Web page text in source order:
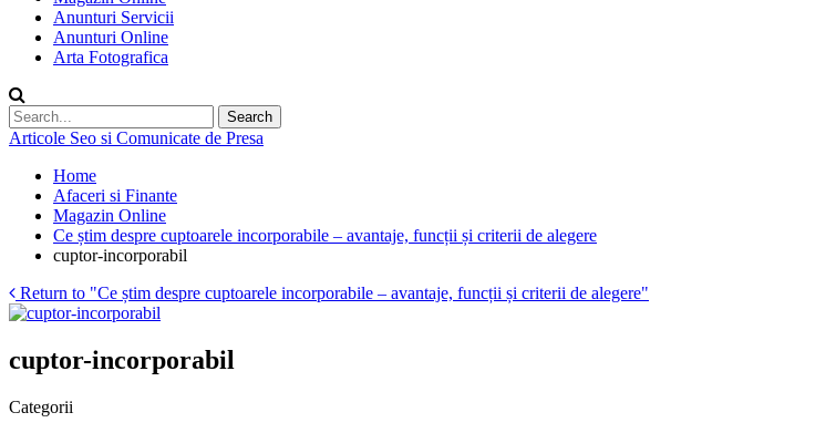
Anunturi Servicii
Anunturi Online
Arta Fotografica
Articole Seo si Comunicate de Presa
Home
Afaceri si Finante
Magazin Online
Ce știm despre cuptoarele incorporabile – avantaje, funcții și criterii de alegere
cuptor-incorporabil
Return to "Ce știm despre cuptoarele incorporabile – avantaje, funcții și criterii de alegere"
cuptor-incorporabil
Categorii